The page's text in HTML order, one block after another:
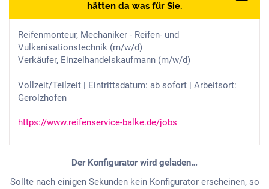
hätten da was für Sie.
Reifenmonteur, Mechaniker - Reifen- und
Vulkanisationstechnik (m/w/d)
Verkäufer, Einzelhandelskaufmann (m/w/d)
Vollzeit/Teilzeit | Eintrittsdatum: ab sofort | Arbeitsort:
Gerolzhofen
https://www.reifenservice-balke.de/jobs
Der Konfigurator wird geladen…
Sollte nach einigen Sekunden kein Konfigurator erscheinen, so